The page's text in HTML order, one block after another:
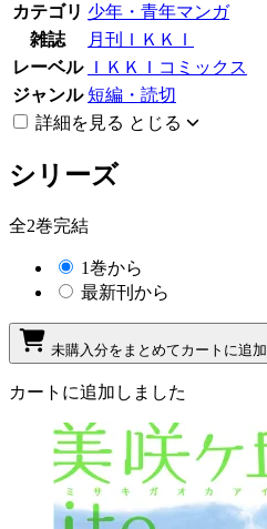
カテゴリ 少年・青年マンガ
雑誌
月刊ＩＫＫＩ
レーベル
ＩＫＫＩコミックス
ジャンル 短編・読切
詳細を見る とじる
シリーズ
全2巻完結
1巻から
最新刊から
未購入分をまとめてカートに追加
カートに追加しました